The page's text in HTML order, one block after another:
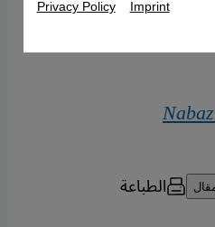
كردي شعر بالغربة في
الطباعة
Privacy Policy Imprint